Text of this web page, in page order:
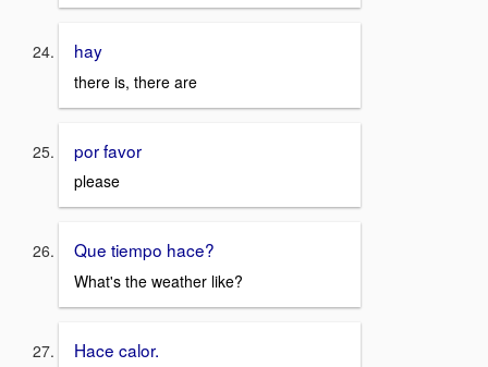
hay
there is, there are
por favor
please
Que tiempo hace?
What's the weather like?
Hace calor.